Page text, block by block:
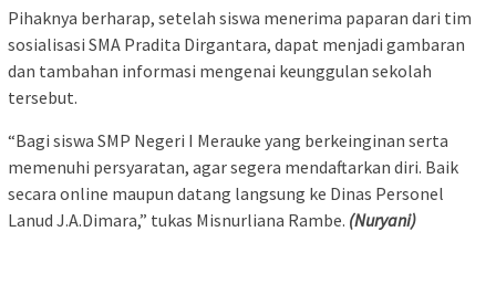
Pihaknya berharap, setelah siswa menerima paparan dari tim
sosialisasi SMA Pradita Dirgantara, dapat menjadi gambaran
dan tambahan informasi mengenai keunggulan sekolah
tersebut.
“Bagi siswa SMP Negeri I Merauke yang berkeinginan serta
memenuhi persyaratan, agar segera mendaftarkan diri. Baik
secara online maupun datang langsung ke Dinas Personel
Lanud J.A.Dimara,” tukas Misnurliana Rambe. (Nuryani)